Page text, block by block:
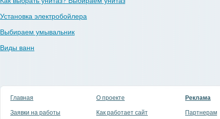
Установка электробойлера
Выбираем умывальник
Виды ванн
Главная
Заявки на работы
О проекте
Как работает сайт
Реклама
Партнерам